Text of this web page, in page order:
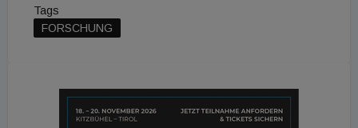
Tags
FORSCHUNG